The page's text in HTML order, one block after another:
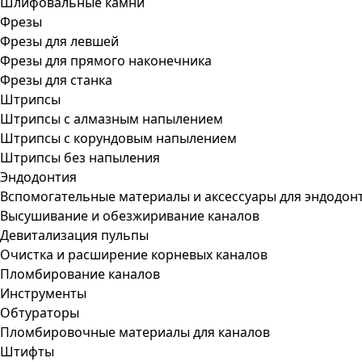
Фрезы
Фрезы для левшей
Фрезы для прямого наконечника
Фрезы для станка
Штрипсы
Штрипсы c алмазным напылением
Штрипсы c корундовым напылением
Штрипсы без напыления
Эндодонтия
Вспомогательные материалы и аксессуары для
Высушивание и обезжиривание каналов
Девитализация пульпы
Очистка и расширение корневых каналов
Пломбирование каналов
Инструменты
Обтураторы
Пломбировочные материалы для каналов
Штифты